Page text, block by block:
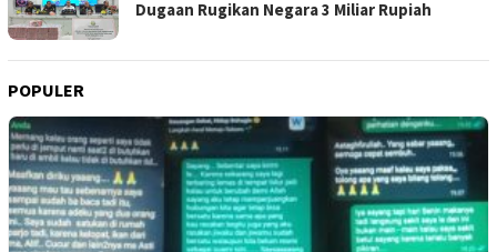
Dugaan Rugikan Negara 3 Miliar Rupiah
POPULER